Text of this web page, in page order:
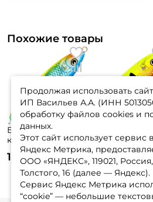
Похожие товары
Блесна
колеблющаяся
Rapala Minnow
Spoon 8см. 22гр.
BSH
1 230 ₽
колеблющаяся
Rapala Minnow
Spoon RMS08-
FYBT
1 230 ₽
Продолжая использовать
ИП Васильев А.А. (ИНН
обработку файлов cookies и
данных.
Этот сайт использует сервис
Яндекс Метрика,
ООО «ЯНДЕКС», 119021,
Толстого, 16 (далее — Яндекс).
Сервис Яндекс Метрика
“cookie” — небольшие